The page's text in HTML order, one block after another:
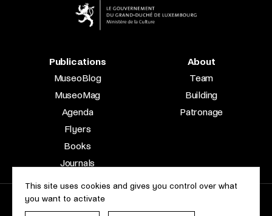
Publications
MuseoBlog
MuseoMag
Agenda
Flyers
Books
Journals
About
Team
Building
Patronage
2023 © Le Musée national d’archéologie, d’histoire et d’art |
This site uses cookies and gives you control over what
you want to activate